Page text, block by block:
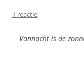
1 reactie
Vannacht is de